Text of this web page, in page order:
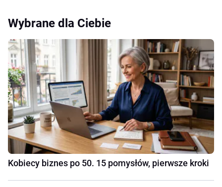
Wybrane dla Ciebie
Kobiecy biznes po 50. 15 pomysłów, pierwsze kroki